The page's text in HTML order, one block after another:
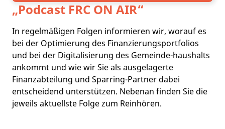
„Podcast FRC ON AIR“
In regelmäßigen Folgen informieren wir, worauf es
bei der Optimierung des Finanzierungsportfolios
und bei der Digitalisierung des Gemeinde-haushalts
ankommt und wie wir Sie als ausgelagerte
Finanzabteilung und Sparring-Partner dabei
entscheidend unterstützen. Nebenan finden Sie die
jeweils aktuellste Folge zum Reinhören.